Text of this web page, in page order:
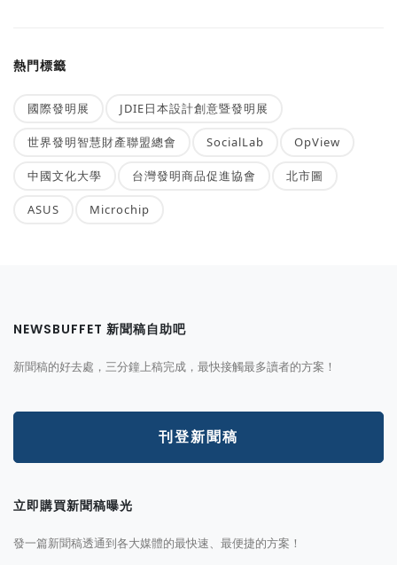
熱門標籤
國際發明展 JDIE日本設計創意暨發明展
世界發明智慧財產聯盟總會 SocialLab OpView
中國文化大學 台灣發明商品促進協會 北市圖
ASUS Microchip
NEWSBUFFET 新聞稿自助吧
新聞稿的好去處，三分鐘上稿完成，最快接觸最多讀者的方案！
刊登新聞稿
立即購買新聞稿曝光
發一篇新聞稿透通到各大媒體的最快速、最便捷的方案！